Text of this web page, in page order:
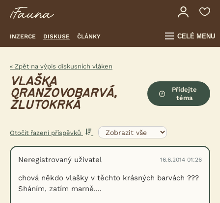
INZERCE DISKUSE ČLÁNKY CELÉ MENU
« Zpět na výpis diskusních vláken
VLAŠKA
ORANŽOVOBARVÁ,
ŽLUTOKRKÁ
Přidejte
téma
Otočit řazení příspěvků
Neregistrovaný uživatel 16.6.2014 01:26
chová někdo vlašky v těchto krásných barvách ???
Sháním, zatím marně....